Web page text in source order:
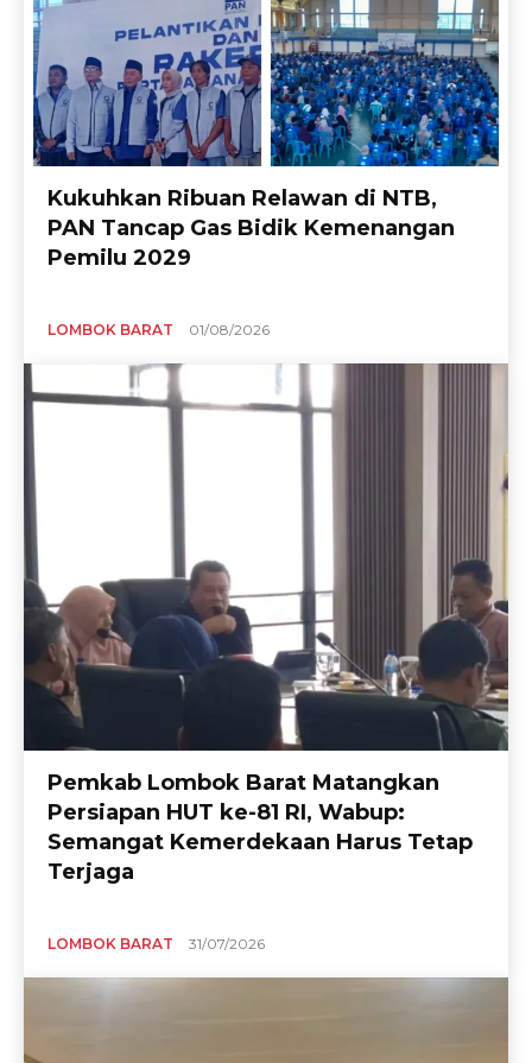
Kukuhkan Ribuan Relawan di NTB,
PAN Tancap Gas Bidik Kemenangan
Pemilu 2029
LOMBOK BARAT 01/08/2026
Pemkab Lombok Barat Matangkan
Persiapan HUT ke-81 RI, Wabup:
Semangat Kemerdekaan Harus Tetap
Terjaga
LOMBOK BARAT 31/07/2026